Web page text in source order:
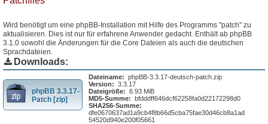
Wird benötigt um eine phpBB-Installation mit Hilfe des Programms "patch" zu
aktualisieren. Dies ist nur für erfahrene Anwender gedacht. Enthält ab phpBB
3.1.0 sowohl die Änderungen für die Core Dateien als auch die deutschen
Sprachdateien.
Downloads:
phpBB 3.3.17-
Patch [zip]
Dateiname: phpBB-3.3.17-deutsch-patch.zip
Version: 3.3.17
Dateigröße: 6.93 MiB
MD5-Summe: bfdddff646dcf62258fa0d22172298d0
SHA256-Summe:
dfe0670637ad1a9cb4f8b66d5cba75fae30d46cb8a1ad
54520d940e200f05661